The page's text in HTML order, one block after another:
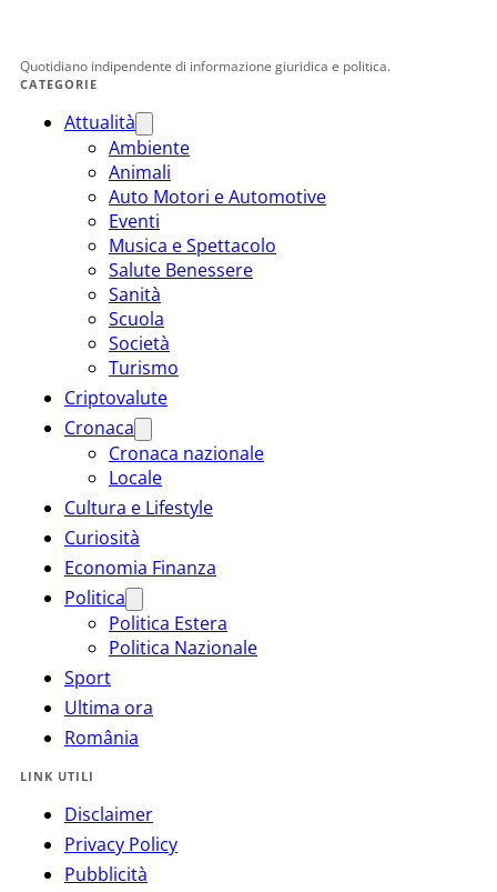
Quotidiano indipendente di informazione giuridica e politica.
CATEGORIE
Attualità
Ambiente
Animali
Auto Motori e Automotive
Eventi
Musica e Spettacolo
Salute Benessere
Sanità
Scuola
Società
Turismo
Criptovalute
Cronaca
Cronaca nazionale
Locale
Cultura e Lifestyle
Curiosità
Economia Finanza
Politica
Politica Estera
Politica Nazionale
Sport
Ultima ora
România
LINK UTILI
Disclaimer
Privacy Policy
Pubblicità